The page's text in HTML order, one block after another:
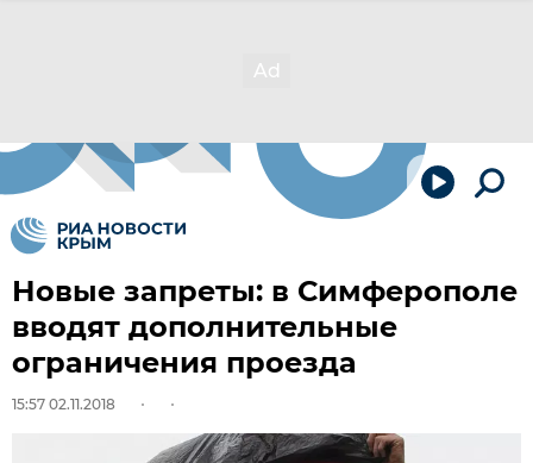
Новые запреты: в Симферополе
вводят дополнительные
ограничения проезда
15:57 02.11.2018